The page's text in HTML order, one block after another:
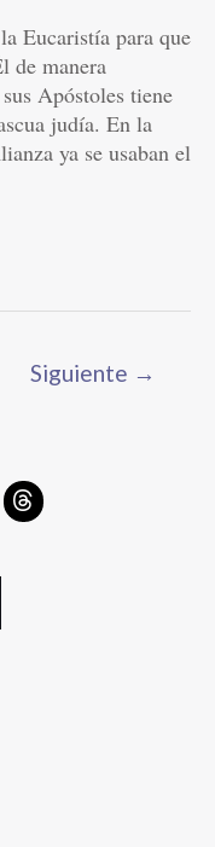
Eucaristía para que
de manera
Apóstoles tiene
judía. En la
ya se usaban el
Siguiente →